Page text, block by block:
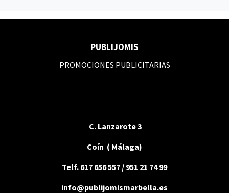
PUBLIJOMIS
PROMOCIONES PUBLICITARIAS
C. Lanzarote 3
Coín ( Málaga)
Telf. 617 656 557 / 951 21 74 99
info@publijomismarbella.es